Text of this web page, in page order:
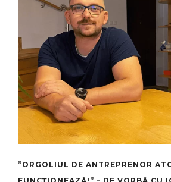
”ORGOLIUL DE ANTREPRENOR